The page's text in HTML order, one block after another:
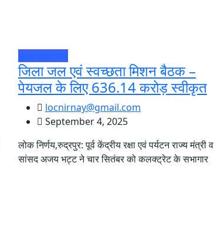
ऊधम सिंह नगर
जिला जल एवं स्वच्छता मिशन बैठक –
पेयजल के लिए 636.14 करोड़ स्वीकृत
locnirnay@gmail.com
September 4, 2025
लोक निर्णय,रुद्रपुर: पूर्व केंद्रीय रक्षा एवं पर्यटन राज्य मंत्री व
सांसद अजय भट्ट ने चार सितंबर को कलक्ट्रेट के सभागार